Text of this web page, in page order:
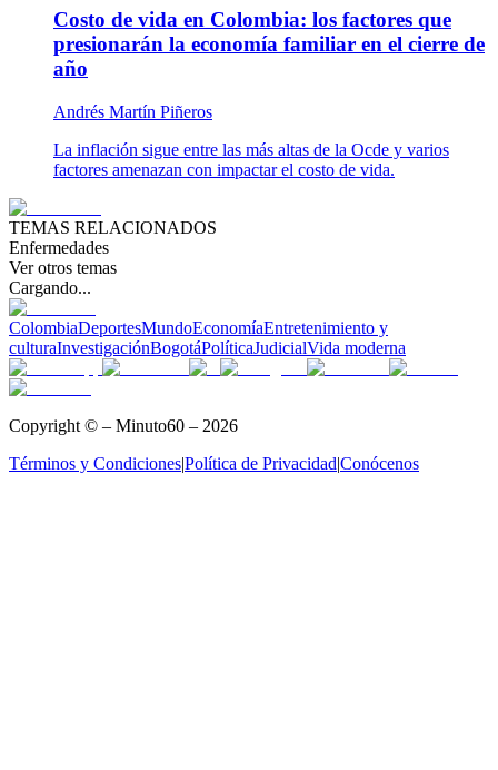
Costo de vida en Colombia: los factores que
presionarán la economía familiar en el cierre de
año
Andrés Martín Piñeros
La inflación sigue entre las más altas de la Ocde y varios
factores amenazan con impactar el costo de vida.
TEMAS RELACIONADOS
Enfermedades
Ver otros temas
Cargando...
ColombiaDeportesMundoEconomíaEntretenimiento y
culturaInvestigaciónBogotáPolíticaJudicialVida moderna
Copyright © – Minuto60 – 2026
Términos y Condiciones|Política de Privacidad|Conócenos